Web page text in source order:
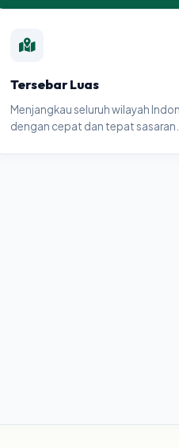
Tersebar Luas
Menjangkau seluruh wilayah
dengan cepat dan tepat sasaran.